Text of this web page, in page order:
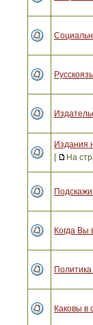
Издания
[
На
Когда Вы
Каковы в